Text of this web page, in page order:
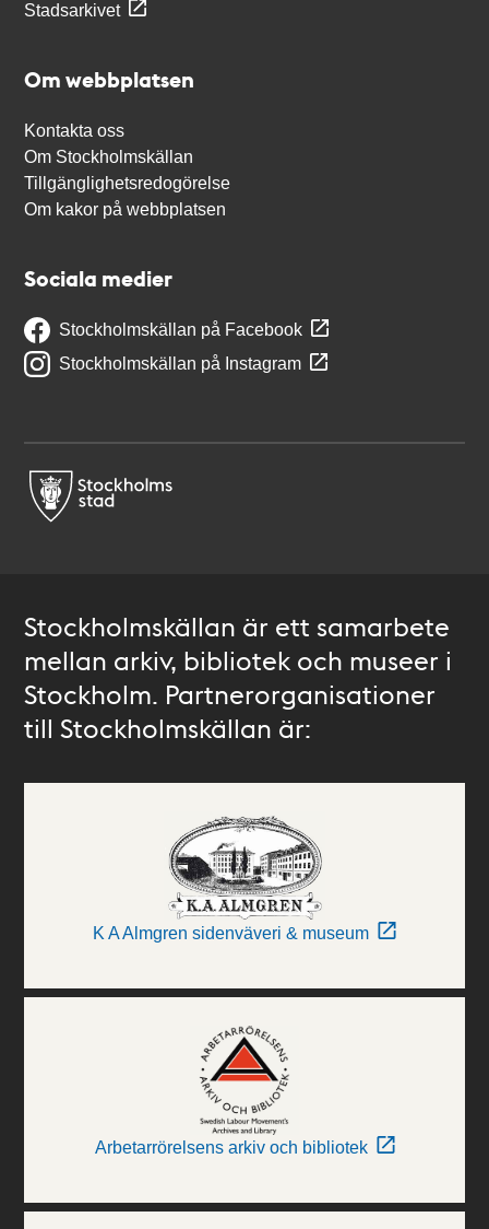
Stadsarkivet
Om webbplatsen
Kontakta oss
Om Stockholmskällan
Tillgänglighetsredogörelse
Om kakor på webbplatsen
Sociala medier
Stockholmskällan på Facebook
Stockholmskällan på Instagram
Stockholmskällan är ett samarbete
mellan arkiv, bibliotek och museer i
Stockholm. Partnerorganisationer
till Stockholmskällan är:
K A Almgren sidenväveri & museum
Arbetarrörelsens arkiv och bibliotek